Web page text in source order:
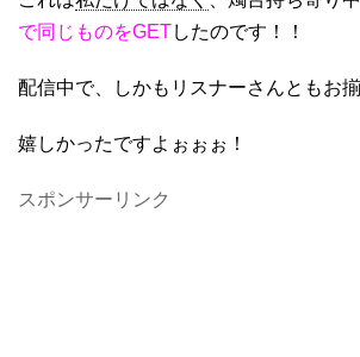
で同じものをGETしたのです！！
配信中で、しかもリスナーさんともお揃
嬉しかったですよぉぉぉ！
スポンサーリンク